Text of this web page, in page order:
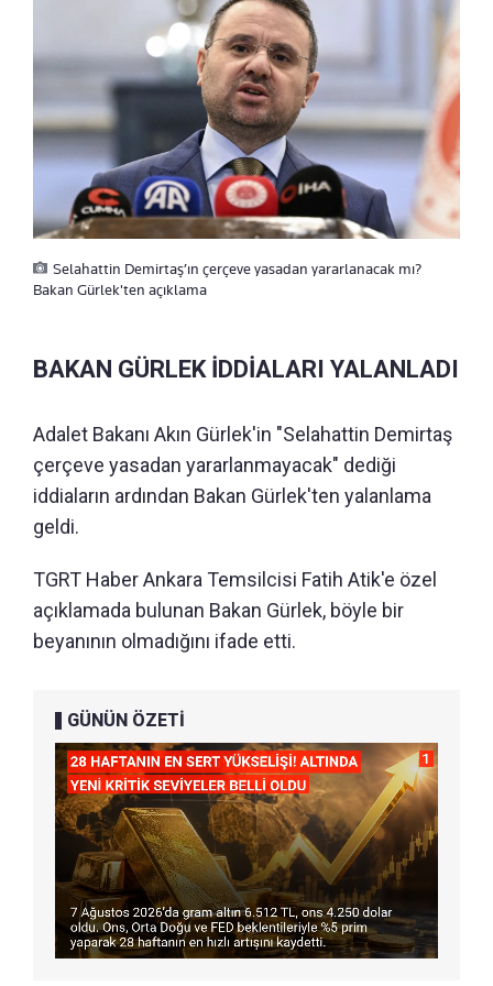
Selahattin Demirtaş’ın çerçeve yasadan yararlanacak mı?
Bakan Gürlek'ten açıklama
BAKAN GÜRLEK İDDİALARI YALANLADI
Adalet Bakanı Akın Gürlek'in "Selahattin Demirtaş
çerçeve yasadan yararlanmayacak" dediği
iddiaların ardından Bakan Gürlek'ten yalanlama
geldi.
TGRT Haber Ankara Temsilcisi Fatih Atik'e özel
açıklamada bulunan Bakan Gürlek, böyle bir
beyanının olmadığını ifade etti.
GÜNÜN ÖZETİ